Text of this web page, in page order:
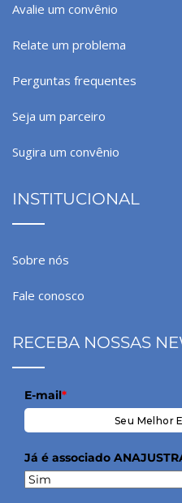
Avalie um convênio
Relate um problema
Perguntas frequentes
Seja um parceiro
Sugira um convênio
INSTITUCIONAL
Sobre nós
Fale conosco
RECEBA NOSSAS
E-mail*
Já é associado